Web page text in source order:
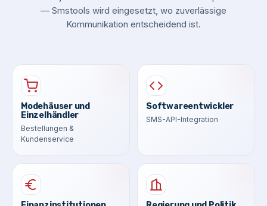
— Smstools wird eingesetzt, wo zuverlässige
Kommunikation entscheidend ist.
Modehäuser und
Einzelhändler
Bestellungen &
Kundenservice
Softwareentwickler
SMS-API-Integration